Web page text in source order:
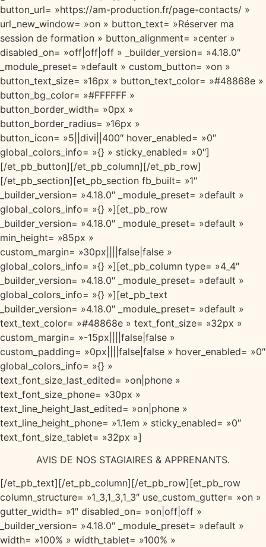
button_url= »https://am-production.fr/page-contacts/ »
url_new_window= »on » button_text= »Réserver ma
session de formation » button_alignment= »center »
disabled_on= »off|off|off » _builder_version= »4.18.0″
_module_preset= »default » custom_button= »on »
button_text_size= »16px » button_text_color= »#48868e »
button_bg_color= »#FFFFFF »
button_border_width= »0px »
button_border_radius= »16px »
button_icon= »5||divi||400″ hover_enabled= »0″
global_colors_info= »{} » sticky_enabled= »0″]
[/et_pb_button][/et_pb_column][/et_pb_row]
[/et_pb_section][et_pb_section fb_built= »1″
_builder_version= »4.18.0″ _module_preset= »default »
global_colors_info= »{} »][et_pb_row
_builder_version= »4.18.0″ _module_preset= »default »
min_height= »85px »
custom_margin= »30px||||false|false »
global_colors_info= »{} »][et_pb_column type= »4_4″
_builder_version= »4.18.0″ _module_preset= »default »
global_colors_info= »{} »][et_pb_text
_builder_version= »4.18.0″ _module_preset= »default »
text_text_color= »#48868e » text_font_size= »32px »
custom_margin= »-15px||||false|false »
custom_padding= »0px||||false|false » hover_enabled= »0″
global_colors_info= »{} »
text_font_size_last_edited= »on|phone »
text_font_size_phone= »30px »
text_line_height_last_edited= »on|phone »
text_line_height_phone= »1.1em » sticky_enabled= »0″
text_font_size_tablet= »32px »]
AVIS DE NOS STAGIAIRES & APPRENANTS.
[/et_pb_text][/et_pb_column][/et_pb_row][et_pb_row
column_structure= »1_3,1_3,1_3″ use_custom_gutter= »on »
gutter_width= »1″ disabled_on= »on|off|off »
_builder_version= »4.18.0″ _module_preset= »default »
width= »100% » width_tablet= »100% »